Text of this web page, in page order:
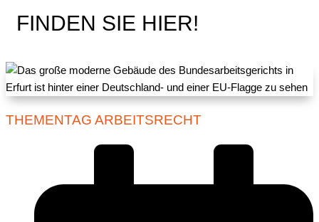
FINDEN SIE HIER!
THEMENTAG ARBEITSRECHT